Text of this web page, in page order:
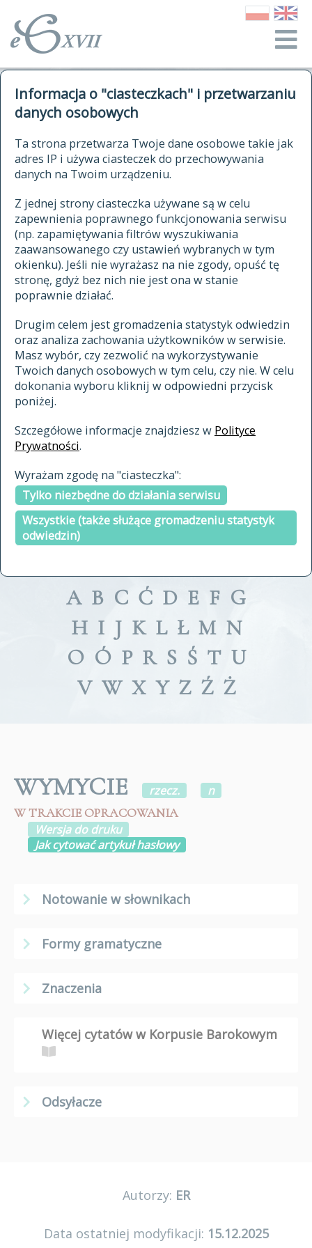
Informacja o "ciasteczkach" i przetwarzaniu
danych osobowych
Ta strona przetwarza Twoje dane osobowe takie jak
adres IP i używa ciasteczek do przechowywania
danych na Twoim urządzeniu.
Z jednej strony ciasteczka używane są w celu
zapewnienia poprawnego funkcjonowania serwisu
(np. zapamiętywania filtrów wyszukiwania
zaawansowanego czy ustawień wybranych w tym
okienku). Jeśli nie wyrażasz na nie zgody, opuść tę
stronę, gdyż bez nich nie jest ona w stanie
poprawnie działać.
Drugim celem jest gromadzenia statystyk odwiedzin
oraz analiza zachowania użytkowników w serwisie.
Masz wybór, czy zezwolić na wykorzystywanie
Twoich danych osobowych w tym celu, czy nie. W celu
dokonania wyboru kliknij w odpowiedni przycisk
poniżej.
Szczegółowe informacje znajdziesz w Polityce
Prywatności.
Wyrażam zgodę na "ciasteczka":
Tylko niezbędne do działania serwisu
Wszystkie (także służące gromadzeniu statystyk
odwiedzin)
autorzy Słownika
historia
publikacje
źródła
autorzy tekstów źródłowych
zasady opracowania
statystyki
najnowsze hasła
ostatnio zmodyfikowane hasła
materiały archiwalne
cytowanie
kontakt
kwerendy
jak cytować Słownik
ELEKTRONICZNY SŁOWNIK
JĘZYKA POLSKIEGO
XVII I XVIII WIEKU
znajdź hasła
zaczynające się od
indeksie
a fronte
a tergo
A B C Ć D E F G
H I J K L Ł M N
O Ó P R S Ś T U
V W X Y Z Ź Ż
WYMYCIE rzecz.
n
W TRAKCIE OPRACOWANIA
Wersja do druku
Jak cytować artykuł hasłowy
Notowanie w słownikach
Formy gramatyczne
Znaczenia
Więcej cytatów w Korpusie Barokowym
Odsyłacze
Autorzy: ER
Data ostatniej modyfikacji: 15.12.2025